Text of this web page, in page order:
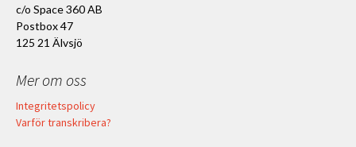
c/o Space 360 AB
Postbox 47
125 21 Älvsjö
Mer om oss
Integritetspolicy
Varför transkribera?